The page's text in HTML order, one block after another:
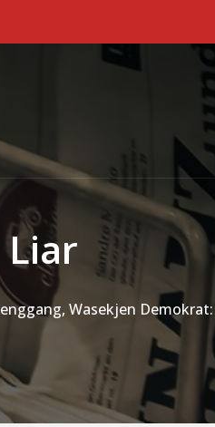
Liar
Wasekjen